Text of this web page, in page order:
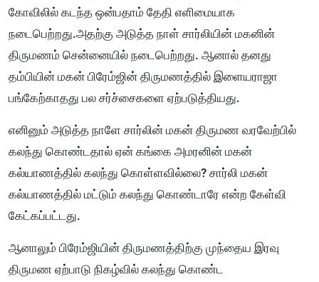
கோவிலில் கடந்த ஒன்பதாம் தேதி எளிமையாக
நடைபெற்றது.அதற்கு அடுத்த நாள் சார்லியின் மகனின்
திருமணம் சென்னையில் நடைபெற்றது. ஆனால் தனது
தம்பியின் மகன் பிரேம்ஜின் திருமணத்தில் இளையராஜா
பங்கேற்காதது பல சர்ச்சைகளை ஏற்படுத்தியது.
எனினும் அடுத்த நாளே சார்லின் மகன் திருமண வரவேற்பில்
கலந்து கொண்டதால் ஏன் கங்கை அமரனின் மகன்
கல்யாணத்தில் கலந்து கொள்ளவில்லை? சார்லி மகன்
கல்யாணத்தில் மட்டும் கலந்து கொண்டாரே என்ற கேள்வி
கேட்கப்பட்டது.
ஆனாலும் பிரேம்ஜியின் திருமணத்திற்கு முந்தைய இரவு
திருமண ஏற்பாடு நிகழ்வில் கலந்து கொண்ட